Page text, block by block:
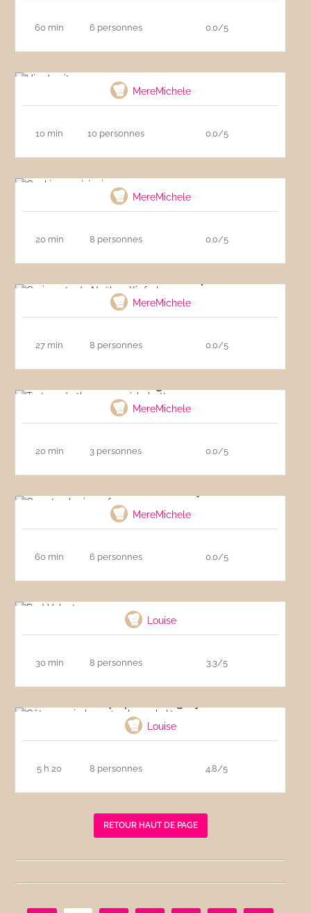
60 min 6 personnes 0.0/5
MereMichele
10 min 10 personnes 0.0/5
MereMichele
20 min 8 personnes 0.0/5
MereMichele
27 min 8 personnes 0.0/5
MereMichele
20 min 3 personnes 0.0/5
MereMichele
60 min 6 personnes 0.0/5
Louise
30 min 8 personnes 3.3/5
Louise
5 h 20 8 personnes 4.8/5
RETOUR HAUT DE PAGE